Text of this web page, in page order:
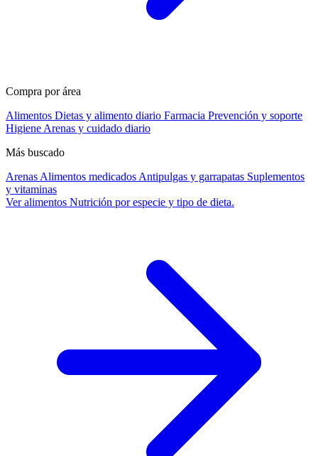
Compra por área
Alimentos Dietas y alimento diario Farmacia Prevención y soporte
Higiene Arenas y cuidado diario
Más buscado
Arenas Alimentos medicados Antipulgas y garrapatas Suplementos
y vitaminas
Ver alimentos Nutrición por especie y tipo de dieta.